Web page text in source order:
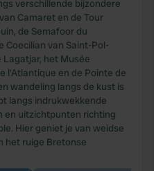
verschillende bijzondere
Camaret en de Tour
de Semafoor du
Coecilian van Saint-Pol-
Lagatjar, het Musée
l’Atlantique en de Pointe de
wandeling langs de kust is
langs indrukwekkende
en uitzichtpunten richting
Hier geniet je van weidse
het ruige Bretonse